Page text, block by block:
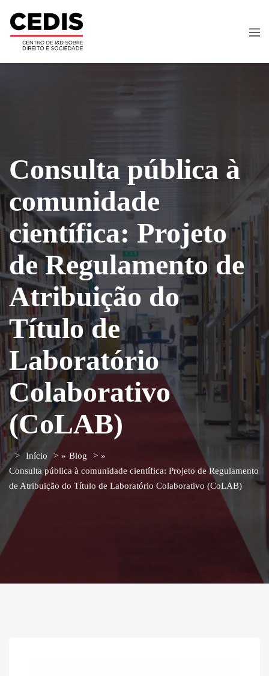
Consulta pública à
comunidade
científica: Projeto
de Regulamento de
Atribuição do
Título de
Laboratório
Colaborativo
(CoLAB)
Início » Blog
»
Consulta pública à comunidade científica: Projeto de Regulamento
de Atribuição do Título de Laboratório Colaborativo (CoLAB)